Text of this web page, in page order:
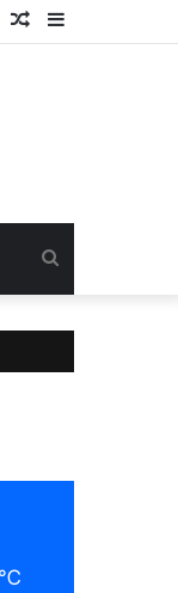
Sidebar
Random
for
℃